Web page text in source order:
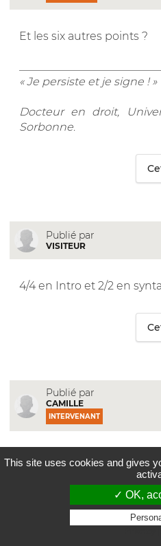
Et les six autres points ?
« Je persiste et je signe ! »
Docteur en droit,
Sorbonne.
Publié par
VISITEUR
4/4 en Intro et 2/2 en
Publié par
CAMILLE
INTERVENANT
Bjr,
Raaah là là, c'est relax à
__________________________
This site uses cookies and gives
✓ OK,